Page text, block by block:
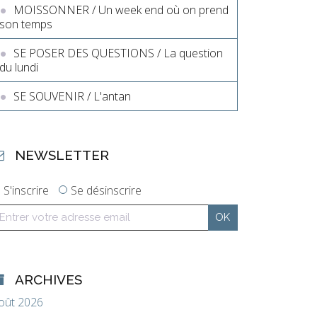
MOISSONNER / Un week end où on prend
son temps
SE POSER DES QUESTIONS / La question
du lundi
SE SOUVENIR / L'antan
NEWSLETTER
S'inscrire Se désinscrire
ARCHIVES
2026